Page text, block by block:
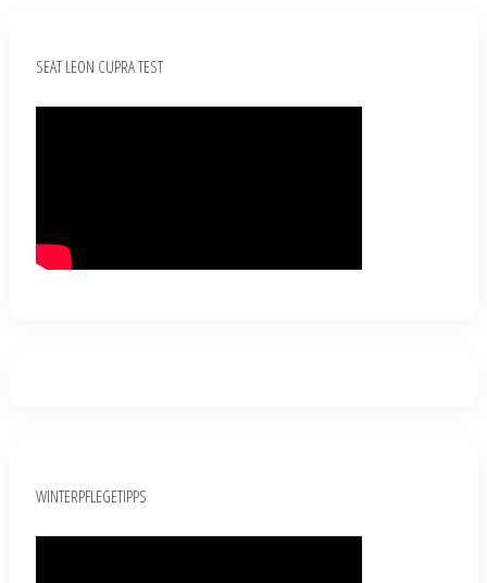
SEAT LEON CUPRA TEST
WINTERPFLEGETIPPS